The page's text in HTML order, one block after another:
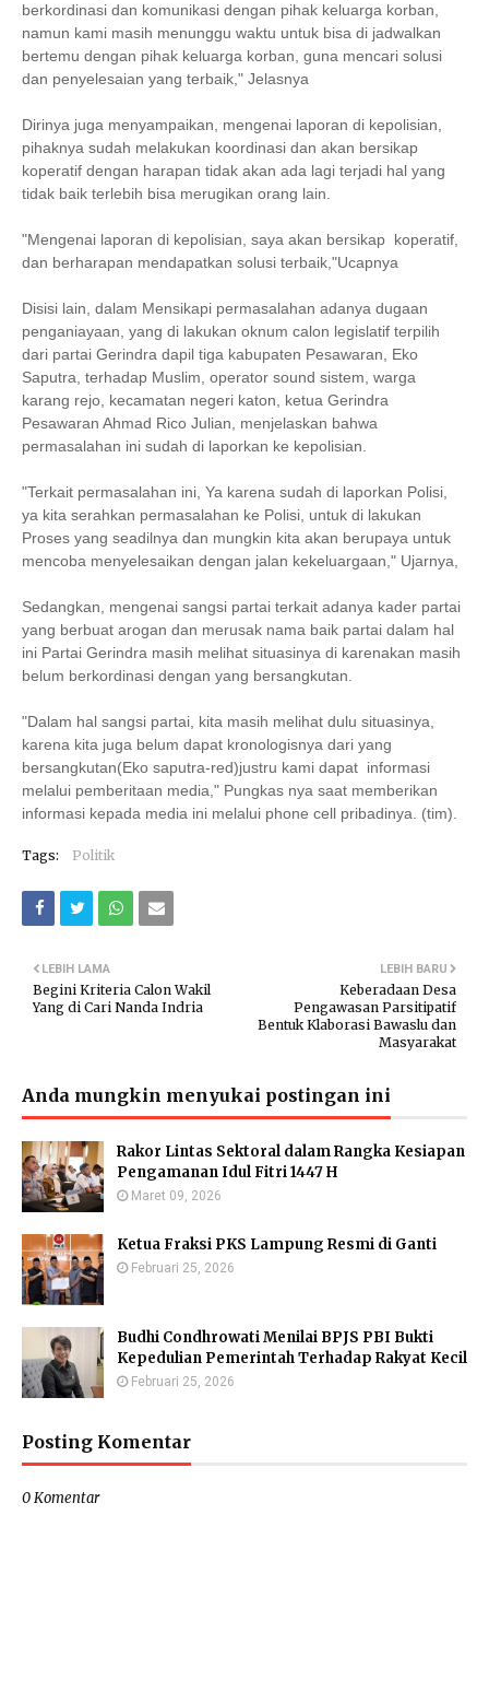
berkordinasi dan komunikasi dengan pihak keluarga korban,
namun kami masih menunggu waktu untuk bisa di jadwalkan
bertemu dengan pihak keluarga korban, guna mencari solusi
dan penyelesaian yang terbaik," Jelasnya
Dirinya juga menyampaikan, mengenai laporan di kepolisian,
pihaknya sudah melakukan koordinasi dan akan bersikap
koperatif dengan harapan tidak akan ada lagi terjadi hal yang
tidak baik terlebih bisa merugikan orang lain.
"Mengenai laporan di kepolisian, saya akan bersikap koperatif,
dan berharapan mendapatkan solusi terbaik,"Ucapnya
Disisi lain, dalam Mensikapi permasalahan adanya dugaan
penganiayaan, yang di lakukan oknum calon legislatif terpilih
dari partai Gerindra dapil tiga kabupaten Pesawaran, Eko
Saputra, terhadap Muslim, operator sound sistem, warga
karang rejo, kecamatan negeri katon, ketua Gerindra
Pesawaran Ahmad Rico Julian, menjelaskan bahwa
permasalahan ini sudah di laporkan ke kepolisian.
"Terkait permasalahan ini, Ya karena sudah di laporkan Polisi,
ya kita serahkan permasalahan ke Polisi, untuk di lakukan
Proses yang seadilnya dan mungkin kita akan berupaya untuk
mencoba menyelesaikan dengan jalan kekeluargaan," Ujarnya,
Sedangkan, mengenai sangsi partai terkait adanya kader partai
yang berbuat arogan dan merusak nama baik partai dalam hal
ini Partai Gerindra masih melihat situasinya di karenakan masih
belum berkordinasi dengan yang bersangkutan.
"Dalam hal sangsi partai, kita masih melihat dulu situasinya,
karena kita juga belum dapat kronologisnya dari yang
bersangkutan(Eko saputra-red)justru kami dapat informasi
melalui pemberitaan media," Pungkas nya saat memberikan
informasi kepada media ini melalui phone cell pribadinya. (tim).
Tags: Politik
LEBIH BARU
Keberadaan Desa
Pengawasan Parsitipatif
Bentuk Klaborasi Bawaslu dan
Masyarakat
LEBIH LAMA
Begini Kriteria Calon Wakil
Yang di Cari Nanda Indria
Anda mungkin menyukai postingan ini
Rakor Lintas Sektoral dalam Rangka Kesiapan
Pengamanan Idul Fitri 1447 H
Maret 09, 2026
Ketua Fraksi PKS Lampung Resmi di Ganti
Februari 25, 2026
Budhi Condhrowati Menilai BPJS PBI Bukti
Kepedulian Pemerintah Terhadap Rakyat Kecil
Februari 25, 2026
Posting Komentar
0 Komentar